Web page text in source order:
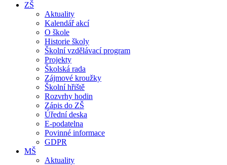
ZŠ
Aktuality
Kalendář akcí
O škole
Historie školy
Školní vzdělávací program
Projekty
Školská rada
Zájmové kroužky
Školní hřiště
Rozvrhy hodin
Zápis do ZŠ
Úřední deska
E-podatelna
Povinné informace
GDPR
MŠ
Aktuality